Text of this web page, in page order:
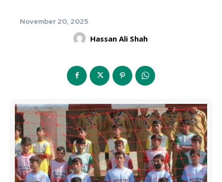
November 20, 2025
Hassan Ali Shah